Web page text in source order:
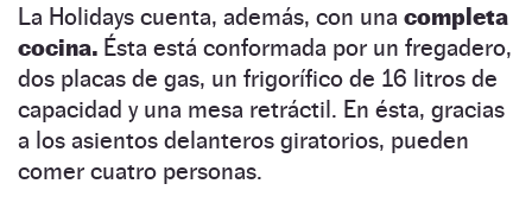
La Holidays cuenta, además, con una completa
cocina. Ésta está conformada por un fregadero,
dos placas de gas, un frigorífico de 16 litros de
capacidad y una mesa retráctil. En ésta, gracias
a los asientos delanteros giratorios, pueden
comer cuatro personas.